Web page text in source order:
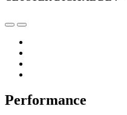
Performance